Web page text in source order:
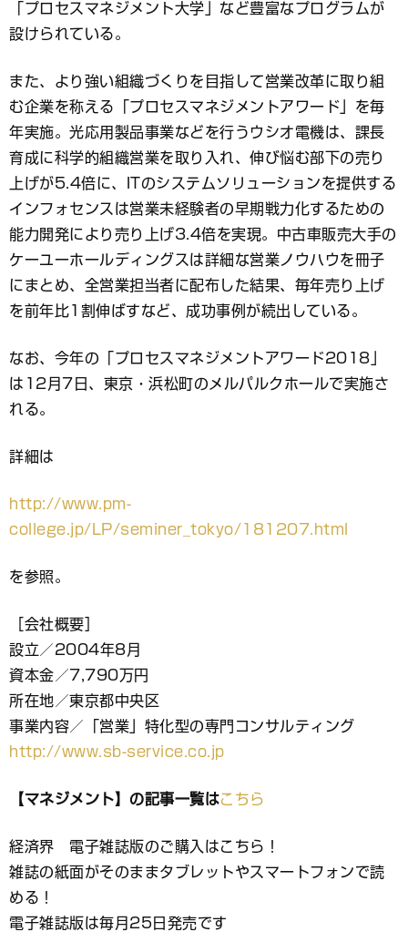
「プロセスマネジメント大学」など豊富なプログラムが
設けられている。
また、より強い組織づくりを目指して営業改革に取り組
む企業を称える「プロセスマネジメントアワード」を毎
年実施。光応用製品事業などを行うウシオ電機は、課長
育成に科学的組織営業を取り入れ、伸び悩む部下の売り
上げが5.4倍に、ITのシステムソリューションを提供する
インフォセンスは営業未経験者の早期戦力化するための
能力開発により売り上げ3.4倍を実現。中古車販売大手の
ケーユーホールディングスは詳細な営業ノウハウを冊子
にまとめ、全営業担当者に配布した結果、毎年売り上げ
を前年比1割伸ばすなど、成功事例が続出している。
なお、今年の「プロセスマネジメントアワード2018」
は12月7日、東京・浜松町のメルパルクホールで実施さ
れる。
詳細は
http://www.pm-
college.jp/LP/seminer_tokyo/181207.html
を参照。
［会社概要］
設立／2004年8月
資本金／7,790万円
所在地／東京都中央区
事業内容／「営業」特化型の専門コンサルティング
http://www.sb-service.co.jp
【マネジメント】の記事一覧はこちら
経済界 電子雑誌版のご購入はこちら！
雑誌の紙面がそのままタブレットやスマートフォンで読
める！
電子雑誌版は毎月25日発売です